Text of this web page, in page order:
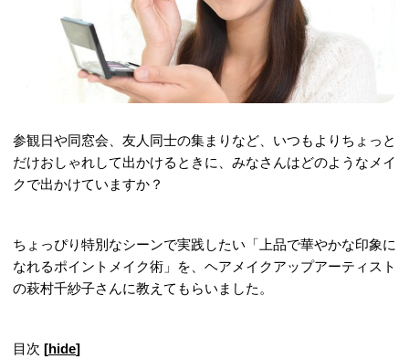
参観日や同窓会、友人同士の集まりなど、いつもよりちょっと
だけおしゃれして出かけるときに、みなさんはどのようなメイ
クで出かけていますか？
ちょっぴり特別なシーンで実践したい「上品で華やかな印象に
なれるポイントメイク術」を、ヘアメイクアップアーティスト
の萩村千紗子さんに教えてもらいました。
目次 [hide]